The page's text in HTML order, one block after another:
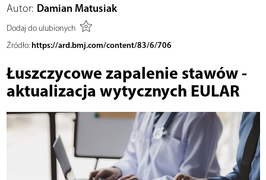
Autor: Damian Matusiak
Dodaj do ulubionych
Źródło: https://ard.bmj.com/content/83/6/706
Łuszczycowe zapalenie stawów -
aktualizacja wytycznych EULAR